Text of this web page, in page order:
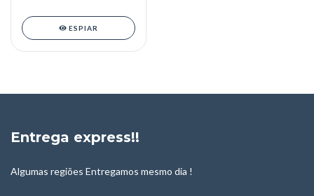
ESPIAR
Entrega express!!
Algumas regiões Entregamos mesmo dia !